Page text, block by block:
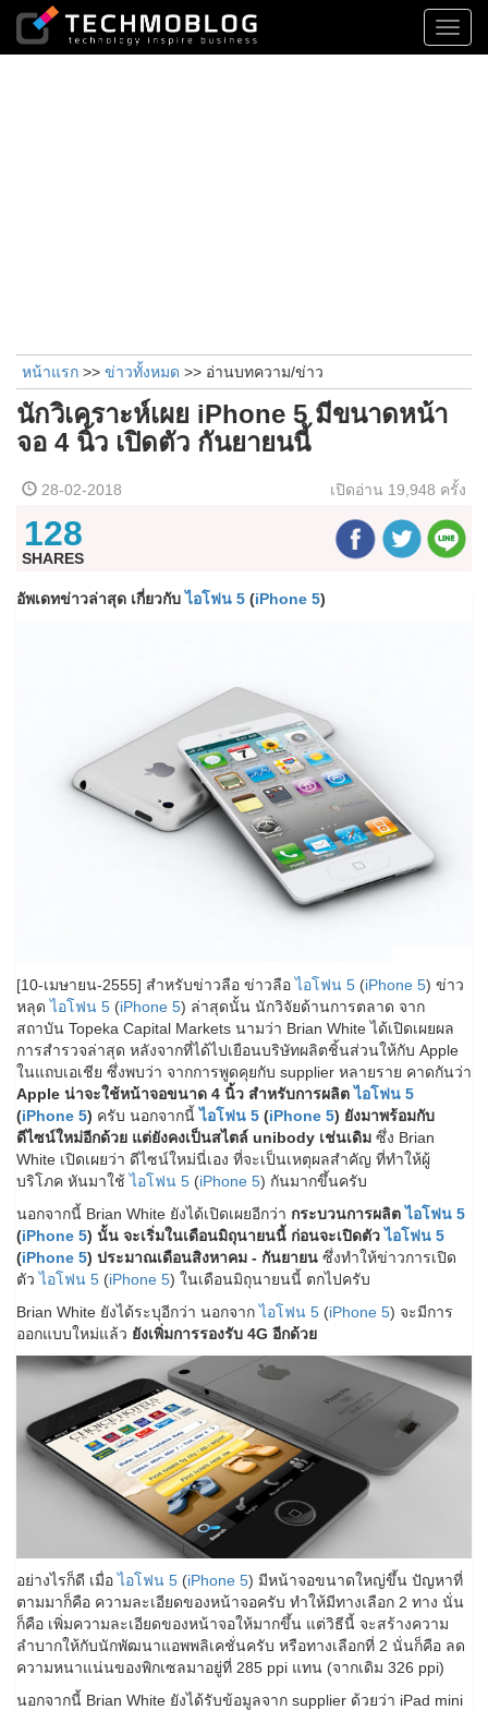
หน้าแรก >> ข่าวทั้งหมด >> อ่านบทความ/ข่าว
นักวิเคราะห์เผย iPhone 5 มีขนาดหน้า
จอ 4 นิ้ว เปิดตัว กันยายนนี้
28-02-2018 เปิดอ่าน 19,948 ครั้ง
128
SHARES
อัพเดทข่าวล่าสุด เกี่ยวกับไอโฟน 5 (iPhone 5)
[10-เมษายน-2555] สำหรับข่าวลือ ข่าวลือไอโฟน 5 (iPhone 5) ข่าว
หลุดไอโฟน 5 (iPhone 5) ล่าสุดนั้น นักวิจัยด้านการตลาด จาก
สถาบัน Topeka Capital Markets นามว่า Brian White ได้เปิดเผยผล
การสำรวจล่าสุด หลังจากที่ได้ไปเยือนบริษัทผลิตชิ้นส่วนให้กับ Apple
ในแถบเอเชีย ซึ่งพบว่า จากการพูดคุยกับ supplier หลายราย คาดกันว่า
Apple น่าจะใช้หน้าจอขนาด 4 นิ้ว สำหรับการผลิตไอโฟน 5
(iPhone 5) ครับ นอกจากนี้ไอโฟน 5 (iPhone 5) ยังมาพร้อมกับ
ดีไซน์ใหม่อีกด้วย แต่ยังคงเป็นสไตล์ unibody เช่นเดิม ซึ่ง Brian
White เปิดเผยว่า ดีไซน์ใหม่นี่เอง ที่จะเป็นเหตุผลสำคัญ ที่ทำให้ผู้
บริโภค หันมาใช้ไอโฟน 5 (iPhone 5) กันมากขึ้นครับ
นอกจากนี้ Brian White ยังได้เปิดเผยอีกว่า กระบวนการผลิตไอโฟน 5
(iPhone 5) นั้น จะเริ่มในเดือนมิถุนายนนี้ ก่อนจะเปิดตัวไอโฟน 5
(iPhone 5) ประมาณเดือนสิงหาคม - กันยายน ซึ่งทำให้ข่าวการเปิด
ตัวไอโฟน 5 (iPhone 5) ในเดือนมิถุนายนนี้ ตกไปครับ
Brian White ยังได้ระบุอีกว่า นอกจากไอโฟน 5 (iPhone 5) จะมีการ
ออกแบบใหม่แล้ว ยังเพิ่มการรองรับ 4G อีกด้วย
อย่างไรก็ดี เมื่อไอโฟน 5 (iPhone 5) มีหน้าจอขนาดใหญ่ขึ้น ปัญหาที่
ตามมาก็คือ ความละเอียดของหน้าจอครับ ทำให้มีทางเลือก 2 ทาง นั่น
ก็คือ เพิ่มความละเอียดของหน้าจอให้มากขึ้น แต่วิธีนี้ จะสร้างความ
ลำบากให้กับนักพัฒนาแอพพลิเคชั่นครับ หรือทางเลือกที่ 2 นั่นก็คือ ลด
ความหนาแน่นของพิกเซลมาอยู่ที่ 285 ppi แทน (จากเดิม 326 ppi)
นอกจากนี้ Brian White ยังได้รับข้อมูลจาก supplier ด้วยว่า iPad mini